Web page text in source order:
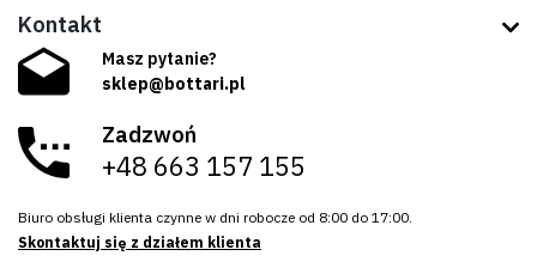
Kontakt
Masz pytanie?
sklep@bottari.pl
Zadzwoń
+48 663 157 155
Biuro obsługi klienta czynne w dni robocze od 8:00 do 17:00.
Skontaktuj się z działem klienta